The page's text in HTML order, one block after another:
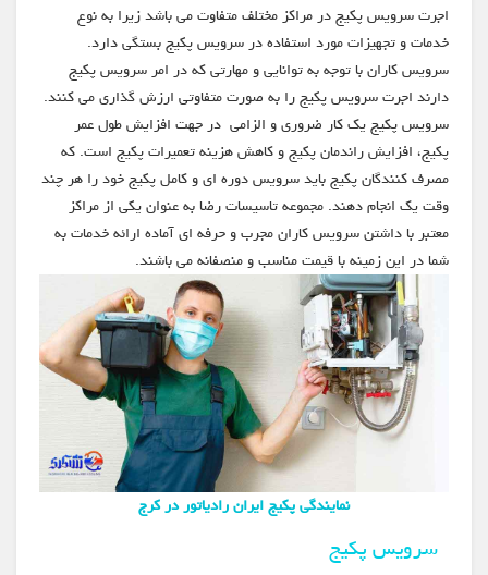
اجرت سرویس پکیج در مراکز مختلف متفاوت می باشد زیرا به نوع
خدمات و تجهیزات مورد استفاده در سرویس پکیج بستگی دارد.
سرویس کاران با توجه به توانایی و مهارتی که در امر سرویس پکیج
دارند اجرت سرویس پکیج را به صورت متفاوتی ارزش گذاری می کنند.
سرویس پکیج یک کار ضروری و الزامی در جهت افزایش طول عمر
پکیج، افزایش راندمان پکیج و کاهش هزینه تعمیرات پکیج است. که
مصرف کنندگان پکیج باید سرویس دوره ای و کامل پکیج خود را هر چند
وقت یک انجام دهند. مجموعه تاسیسات رضا به عنوان یکی از مراکز
معتبر با داشتن سرویس کاران مجرب و حرفه ای آماده ارائه خدمات به
شما در این زمینه با قیمت مناسب و منصفانه می باشند.
نمایندگی پکیج ایران رادیاتور در کرج
سرویس پکیج